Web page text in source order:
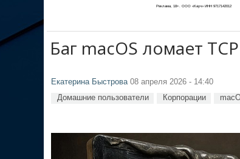
Реклама, 18+. ООО «Кауч» ИНН 9717142012
Баг macOS ломает
Екатерина Быстрова08 апреля 2026 - 14:40
Домашние пользователи Корпорации